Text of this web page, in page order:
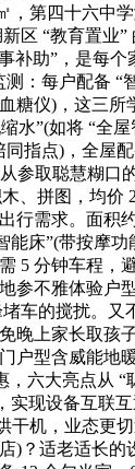
，第四十六中
区 “教育置业”
补助”，是每
：每户配备 “
糖仪)，这三所
水”(如将 “全
同指点)，全屋
参取聪慧糊口
、拼图，均价
行需求。面积
能床”(带按摩
5 分钟车程，
参不雅体验户
车的搅扰。又
晚上家长取孩
户型含威能地
，六大亮点从 “
实现设备互联
干机，业态更
)？适老适长的